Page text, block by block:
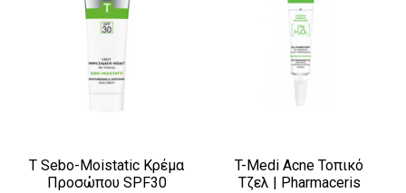
T Sebo-Moistatic Κρέμα
Προσώπου SPF30
T-Medi Acne Τοπικό
Τζελ | Pharmaceris